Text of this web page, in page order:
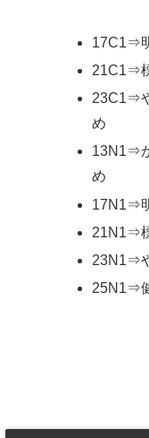
17C1⇒
21C1⇒
23C1⇒
め
13N1⇒
め
17N1⇒
21N1⇒
23N1⇒
25N1⇒